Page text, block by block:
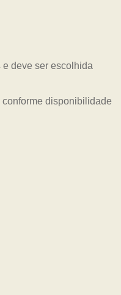
deve ser escolhida
conforme disponibilidade